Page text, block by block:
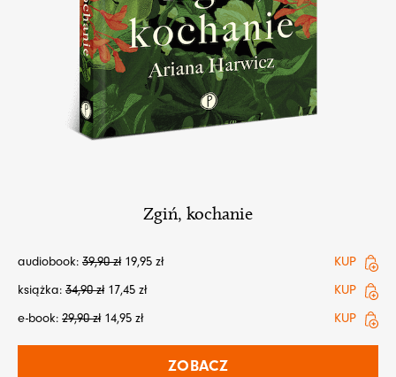
Zgiń, kochanie
audiobook: 39,90zł 19,95 zł
KUP
książka: 34,90zł 17,45 zł
KUP
e-book: 29,90zł 14,95 zł KUP
ZOBACZ